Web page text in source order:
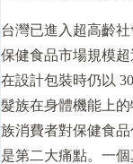
台灣已進入超高齡
保健食品市場規模
在設計包裝時仍以
髮族在身體機能上
族消費者對保健食
是第二大痛點。一